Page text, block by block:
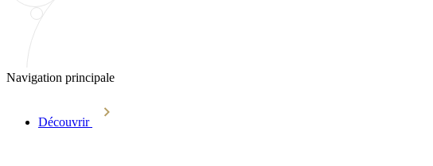
Navigation principale
Découvrir